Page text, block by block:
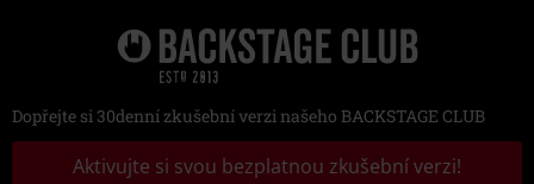
Dopřejte si 30denní zkušební verzi našeho BACKSTAGE CLUB
Aktivujte si svou bezplatnou zkušební verzi!